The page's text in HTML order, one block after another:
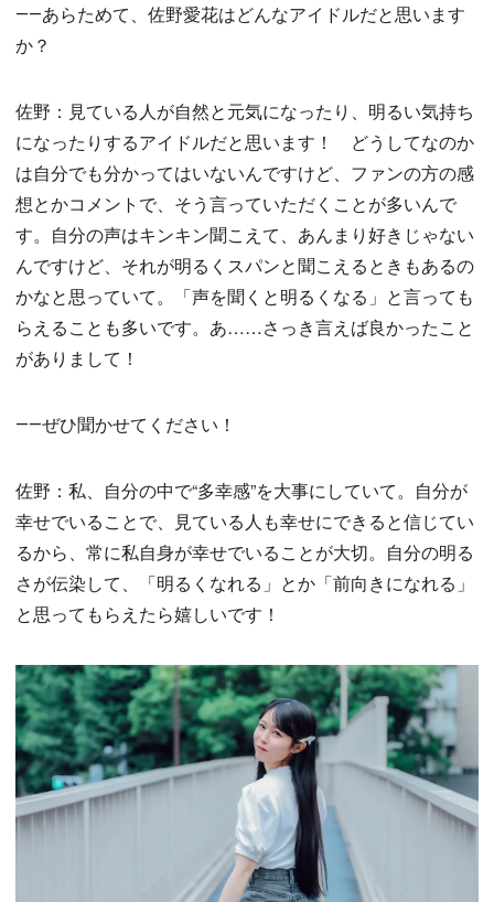
――あらためて、佐野愛花はどんなアイドルだと思います
か？
佐野：見ている人が自然と元気になったり、明るい気持ち
になったりするアイドルだと思います！ どうしてなのか
は自分でも分かってはいないんですけど、ファンの方の感
想とかコメントで、そう言っていただくことが多いんで
す。自分の声はキンキン聞こえて、あんまり好きじゃない
んですけど、それが明るくスパンと聞こえるときもあるの
かなと思っていて。「声を聞くと明るくなる」と言っても
らえることも多いです。あ……さっき言えば良かったこと
がありまして！
――ぜひ聞かせてください！
佐野：私、自分の中で“多幸感”を大事にしていて。自分が
幸せでいることで、見ている人も幸せにできると信じてい
るから、常に私自身が幸せでいることが大切。自分の明る
さが伝染して、「明るくなれる」とか「前向きになれる」
と思ってもらえたら嬉しいです！